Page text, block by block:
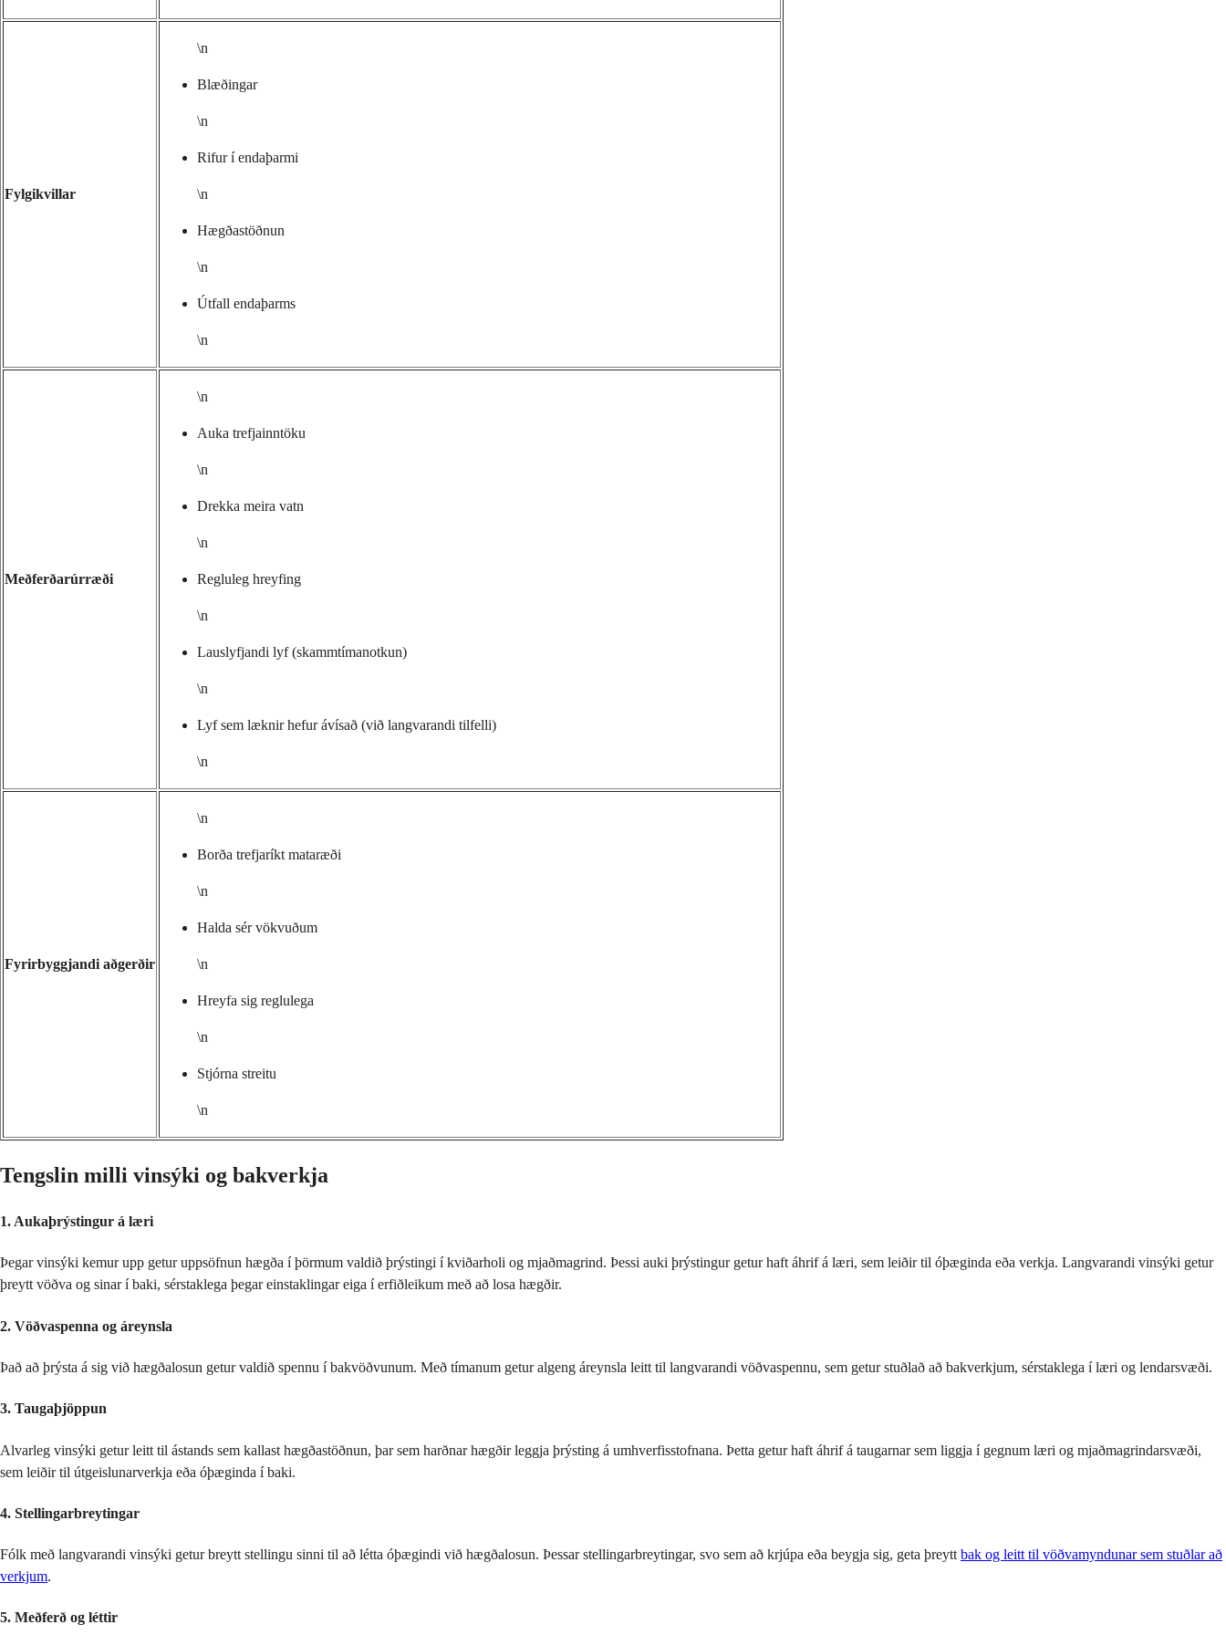
Fylgikvillar
\n
Blæðingar
\n
Rifur í endaþarmi
\n
Hægðastöðnun
\n
Útfall endaþarms
\n
Meðferðarúrræði
\n
Auka trefjainntöku
\n
Drekka meira vatn
\n
Regluleg hreyfing
\n
Lauslyfjandi lyf (skammtímanotkun)
\n
Lyf sem læknir hefur ávísað (við langvarandi tilfelli)
\n
Fyrirbyggjandi aðgerðir
\n
Borða trefjaríkt mataræði
\n
Halda sér vökvuðum
\n
Hreyfa sig reglulega
\n
Stjórna streitu
\n
Tengslin milli vinsýki og bakverkja
1. Aukaþrýstingur á læri
Þegar vinsýki kemur upp getur uppsöfnun hægða í þörmum valdið þrýstingi í kviðarholi og mjaðmagrind. Þessi auki þrýstingur getur haft áhrif á læri, sem leiðir til óþæginda eða verkja. Langvarandi vinsýki getur
þreytt vöðva og sinar í baki, sérstaklega þegar einstaklingar eiga í erfiðleikum með að losa hægðir.
2. Vöðvaspenna og áreynsla
Það að þrýsta á sig við hægðalosun getur valdið spennu í bakvöðvunum. Með tímanum getur algeng áreynsla leitt til langvarandi vöðvaspennu, sem getur stuðlað að bakverkjum, sérstaklega í læri og lendarsvæði.
3. Taugaþjöppun
Alvarleg vinsýki getur leitt til ástands sem kallast hægðastöðnun, þar sem harðnar hægðir leggja þrýsting á umhverfisstofnana. Þetta getur haft áhrif á taugarnar sem liggja í gegnum læri og mjaðmagrindarsvæði,
sem leiðir til útgeislunarverkja eða óþæginda í baki.
4. Stellingarbreytingar
Fólk með langvarandi vinsýki getur breytt stellingu sinni til að létta óþægindi við hægðalosun. Þessar stellingarbreytingar, svo sem að krjúpa eða beygja sig, geta þreytt bak og leitt til vöðvamyndunar sem stuðlar að
verkjum.
5. Meðferð og léttir